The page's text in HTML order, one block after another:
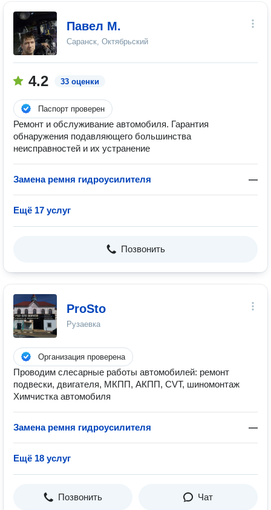
Павел М.
Саранск, Октябрьский
4.2 33 оценки
Паспорт проверен
Ремонт и обслуживание автомобиля. Гарантия
обнаружения подавляющего большинства
неисправностей и их устранение
Замена ремня гидроусилителя —
Ещё 17 услуг
Позвонить
ProSto
Рузаевка
Организация проверена
Проводим слесарные работы автомобилей: ремонт
подвески, двигателя, МКПП, АКПП, CVT, шиномонтаж
Химчистка автомобиля
Замена ремня гидроусилителя —
Ещё 18 услуг
Позвонить Чат